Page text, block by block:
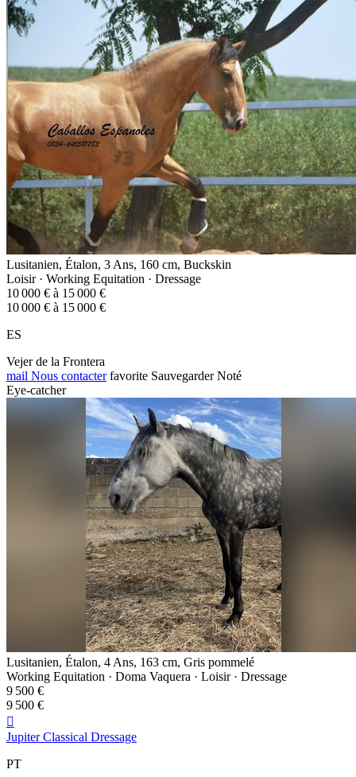
Lusitanien, Étalon, 3 Ans, 160 cm, Buckskin
Loisir · Working Equitation · Dressage
10 000 € à 15 000 €
10 000 € à 15 000 €
ES
Vejer de la Frontera
mail Nous contacter favorite Sauvegarder Noté
Eye-catcher
Lusitanien, Étalon, 4 Ans, 163 cm, Gris pommelé
Working Equitation · Doma Vaquera · Loisir · Dressage
9 500 €
9 500 €

Jupiter Classical Dressage
PT